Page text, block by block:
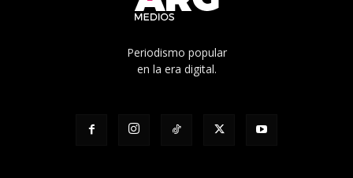
Periodismo popular
en la era digital.